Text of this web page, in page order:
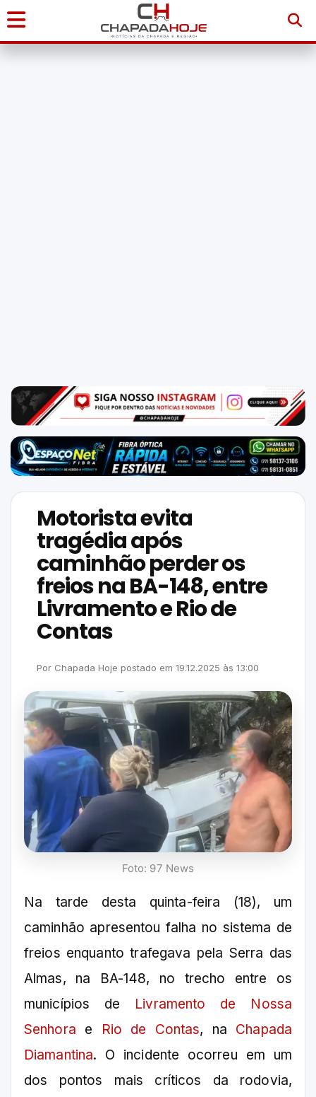
Início
NAS
NOSSAS
REDES
Motorista evita
tragédia após
caminhão perder os
freios na BA-148, entre
Livramento e Rio de
Contas
Por Chapada Hoje postado em 19.12.2025 às 13:00
Foto: 97 News
Na tarde desta quinta-feira (18), um
caminhão apresentou falha no sistema de
freios enquanto trafegava pela Serra das
Almas, na BA-148, no trecho entre os
municípios de Livramento de Nossa
Senhora e Rio de Contas, na Chapada
Diamantina. O incidente ocorreu em um
dos pontos mais críticos da rodovia,